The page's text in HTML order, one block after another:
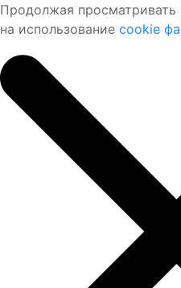
Продолжая просматривать
на использование cookie